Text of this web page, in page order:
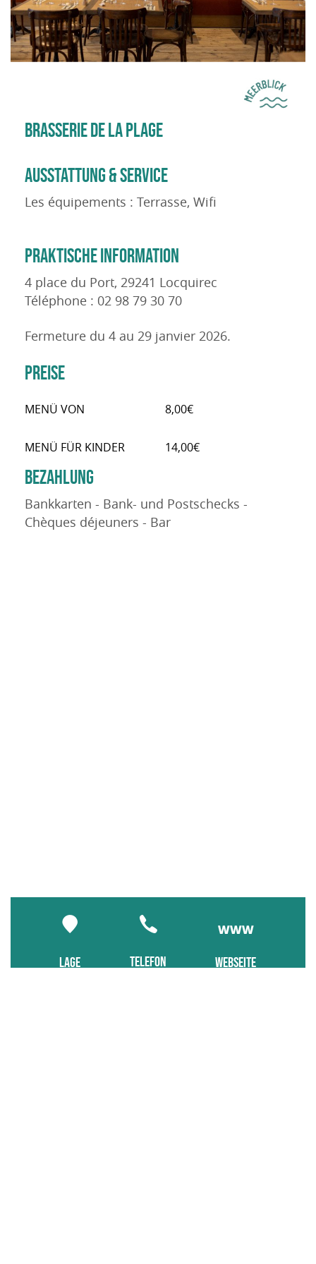
BRASSERIE DE LA PLAGE
AUSSTATTUNG & SERVICE
Les équipements : Terrasse, Wifi
PRAKTISCHE INFORMATION
4 place du Port, 29241 Locquirec
Téléphone : 02 98 79 30 70
Fermeture du 4 au 29 janvier 2026.
PREISE
MENÜ VON 8,00€
MENÜ FÜR KINDER 14,00€
BEZAHLUNG
Bankkarten - Bank- und Postschecks -
Chèques déjeuners - Bar
LAGE TELEFON WEBSEITE